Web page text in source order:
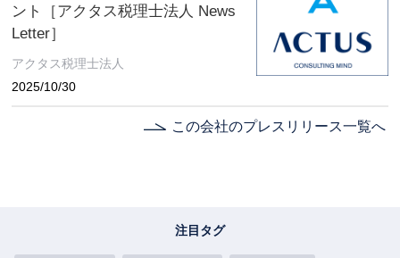
ント［アクタス税理士法人 News
Letter］
アクタス税理士法人
2025/10/30
この会社のプレスリリース一覧へ
注目タグ